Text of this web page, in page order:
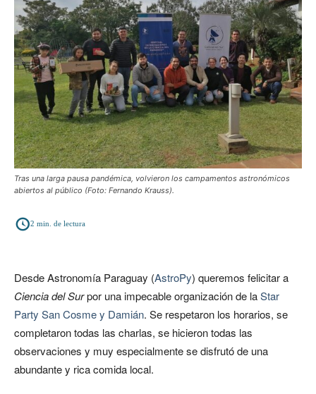
Tras una larga pausa pandémica, volvieron los campamentos astronómicos
abiertos al público (Foto: Fernando Krauss).
2 min. de lectura
Desde Astronomía Paraguay (AstroPy) queremos felicitar a
Ciencia del Surpor una impecable organización de laStar
Party San Cosme y Damián. Se respetaron los horarios, se
completaron todas las charlas, se hicieron todas las
observaciones y muy especialmente se disfrutó de una
abundante y rica comida local.